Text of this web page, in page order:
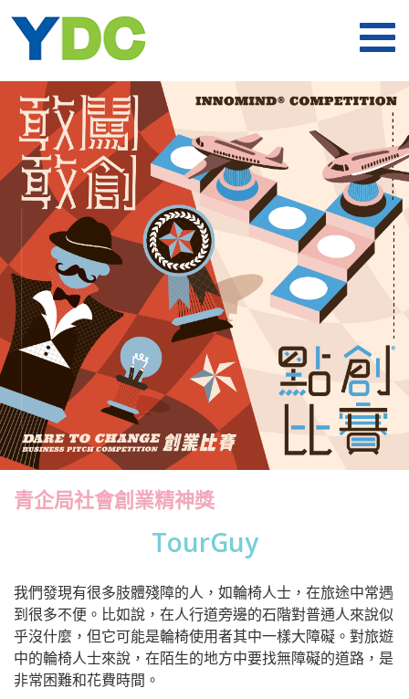
青企局社會創業精神獎
TourGuy
我們發現有很多肢體殘障的人，如輪椅人士，在旅途中常遇
到很多不便。比如說，在人行道旁邊的石階對普通人來說似
乎沒什麼，但它可能是輪椅使用者其中一樣大障礙。對旅遊
中的輪椅人士來說，在陌生的地方中要找無障礙的道路，是
非常困難和花費時間。